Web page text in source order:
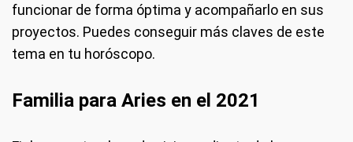
funcionar de forma óptima y acompañarlo en sus
proyectos. Puedes conseguir más claves de este
tema en tu horóscopo.
Familia para Aries en el 2021